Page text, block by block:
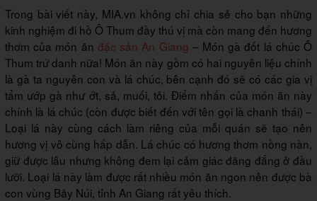
Trong bài viết này, MIA.vn không chỉ chia sẻ cho bạn những
kinh nghiệm đi hồ Ô Thum đầy thú vị mà còn mang đến hương
thơm của món ăn đặc sản An Giang – Món gà đốt lá chúc Ô
Thum trứ danh nữa! Món ăn này gồm có hai nguyên liệu chính
là gà ta nguyên con và lá chúc, bên cạnh đó sẽ có các gia vị
tẩm ướp gà như ớt, sả, muối, tỏi. Điểm nhấn của món ăn này
chính là lá chúc (còn được biết đến với tên gọi là chanh thái) –
Loại lá này cùng cách làm riêng của mỗi quán sẽ tạo nên
hương vị vô cùng hấp dẫn. Lá chúc có hương thơm nồng nàn,
giữ được lâu nhưng không đem lại cảm giác đăng đắng ở đầu
lưỡi. Loại lá này làm được rất nhiều món ăn ngon nên được bà
con vùng Bảy Núi, tỉnh An Giang rất yêu thích.